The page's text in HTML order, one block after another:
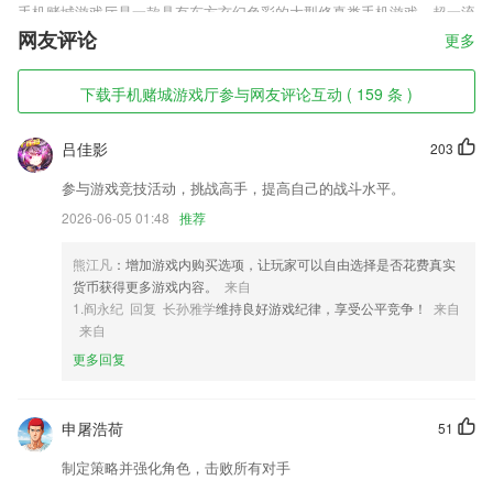
手机赌城游戏厅是一款具有东方玄幻色彩的大型修真类手机游戏，超一流
的技术玩法，瞬间就能释放你的战斗力，自由的搭配武器开战，武器等级
越高冷却时间就越短，刺激热血的战斗，还有萌宠炫酷神兽等你来收服，
加入公会或者门派中参与团队的战斗，获得更强的武功秘籍吧，美女作战
也是非常享受的，更带感更过瘾的游戏。
手机赌城游戏厅软件特色
1,车牌号,您还可以查询其他车辆的违规情况,数据在全国范围内是通用的,
并且信息准确且安全
2,Bikewise PRO设计简单易用，强调在使用时尽量减少用户操作和负
3,提供趋势图、列表、饼图等多种方式呈现走势及数据分析，帮助您更好
的了解身体的状态
4,海量搜索片库
5,快速预览查找方便。
好的信息服务。
手机赌城游戏厅软件优势
网友评论 更多
下载手机赌城游戏厅参与网友评论互动 ( 159 条 )
203
吕佳影
参与游戏竞技活动，挑战高手，提高自己的战斗水平。
2026-06-05 01:48 推荐
熊江凡 ：增加游戏内购买选项，让玩家可以自由选择是否花费真实
货币获得更多游戏内容。
来自
1.阎永纪 回复 长孙雅学维持良好游戏纪律，享受公平竞争！
来自
来自
更多回复
51
申屠浩荷
制定策略并强化角色，击败所有对手